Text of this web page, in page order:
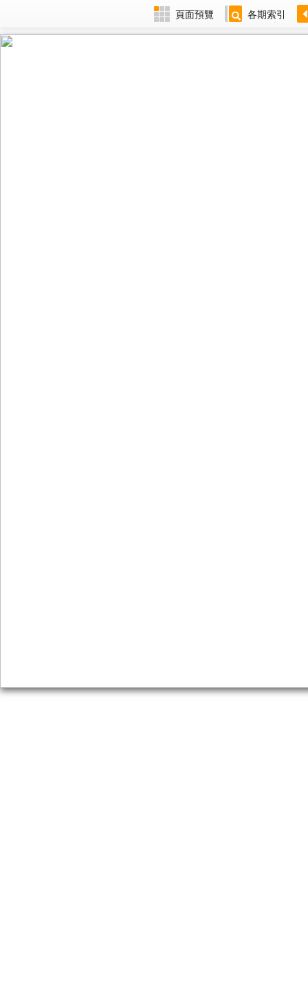
頁面預覽 各期索引